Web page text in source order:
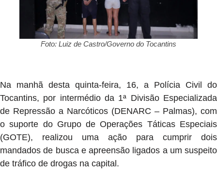
Foto: Luiz de Castro/Governo do Tocantins
Na manhã desta quinta-feira, 16, a Polícia Civil do
Tocantins, por intermédio da 1ª Divisão Especializada
de Repressão a Narcóticos (DENARC – Palmas), com
o suporte do Grupo de Operações Táticas Especiais
(GOTE), realizou uma ação para cumprir dois
mandados de busca e apreensão ligados a um suspeito
de tráfico de drogas na capital.